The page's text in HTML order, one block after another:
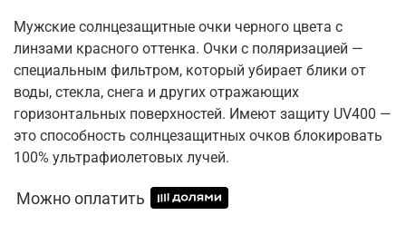
Мужские солнцезащитные очки черного цвета с
линзами красного оттенка. Очки с поляризацией —
специальным фильтром, который убирает блики от
воды, стекла, снега и других отражающих
горизонтальных поверхностей. Имеют защиту UV400 —
это способность солнцезащитных очков блокировать
100% ультрафиолетовых лучей.
Можно оплатить